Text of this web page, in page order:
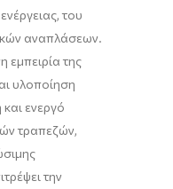
του
αναπλάσεων.
της
υλοποίηση
ενεργό
τραπεζών,
την